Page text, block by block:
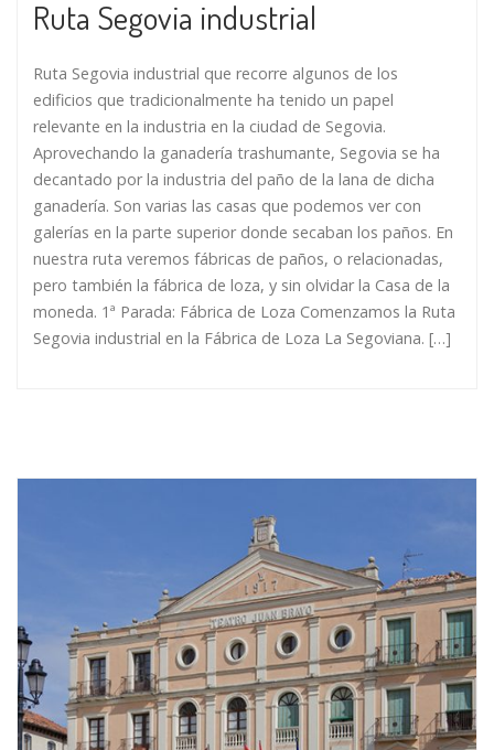
Ruta Segovia industrial
Ruta Segovia industrial que recorre algunos de los
edificios que tradicionalmente ha tenido un papel
relevante en la industria en la ciudad de Segovia.
Aprovechando la ganadería trashumante, Segovia se ha
decantado por la industria del paño de la lana de dicha
ganadería. Son varias las casas que podemos ver con
galerías en la parte superior donde secaban los paños. En
nuestra ruta veremos fábricas de paños, o relacionadas,
pero también la fábrica de loza, y sin olvidar la Casa de la
moneda. 1ª Parada: Fábrica de Loza Comenzamos la Ruta
Segovia industrial en la Fábrica de Loza La Segoviana. […]